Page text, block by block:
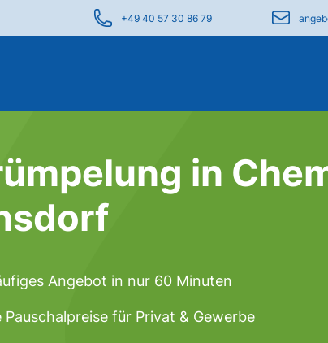
+49 40 57 30 86 79
in
Angebot in nur 60 Minuten
Pauschalpreise für Privat & Gewerbe